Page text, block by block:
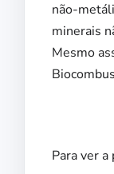
não-
minerais
Mesmo
Para ver